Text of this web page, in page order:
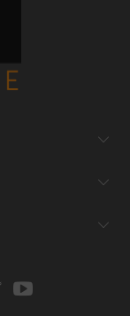
Strapcode